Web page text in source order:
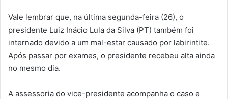
Vale lembrar que, na última segunda-feira (26), o
presidente Luiz Inácio Lula da Silva (PT) também foi
internado devido a um mal-estar causado por labirintite.
Após passar por exames, o presidente recebeu alta ainda
no mesmo dia.
A assessoria do vice-presidente acompanha o caso e